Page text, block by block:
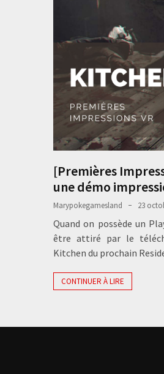
[Premières
une démo
Marypokegamesland 23
Quand on possède un
être attiré par le
Kitchen du prochain
CONTINUER À LIRE